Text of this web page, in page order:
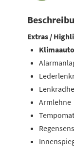
Extras /
Armlehne